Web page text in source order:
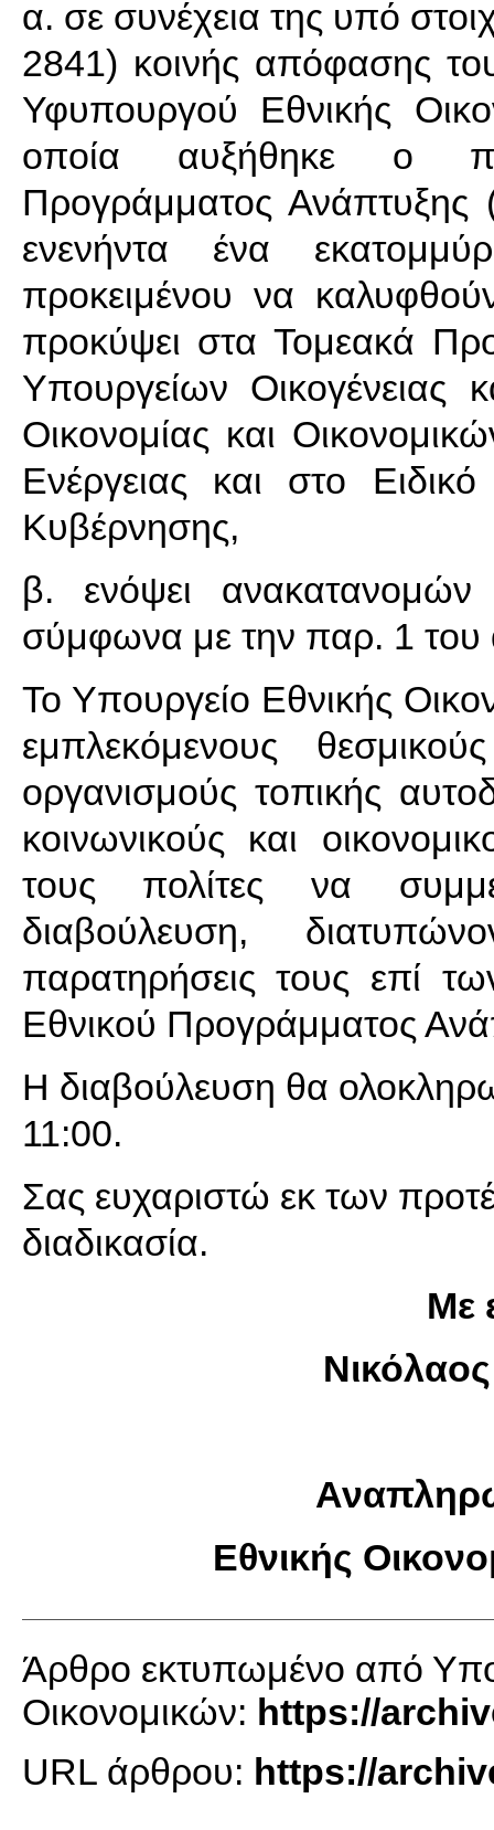
α. σε συνέχεια της υπό
2841) κοινής απόφασης
Υφυπουργού Εθνικής
οποία αυξήθηκε ο
Προγράμματος
ενενήντα ένα
προκειμένου να
προκύψει στα Τομεακά
Υπουργείων Οικογένειας
Οικονομίας και
Ενέργειας και στο
Κυβέρνησης,
β. ενόψει
σύμφωνα με την παρ. 1
Το Υπουργείο Εθνικής
εμπλεκόμενους
οργανισμούς τοπικής
κοινωνικούς και
τους πολίτες να
διαβούλευση,
παρατηρήσεις τους επί
Εθνικού Προγράμματος
Η διαβούλευση θα
11:00.
Σας ευχαριστώ εκ των
διαδικασία.
Με
Εθνικής
Άρθρο εκτυπωμένο από
Οικονομικών: https://
URL άρθρου: https://